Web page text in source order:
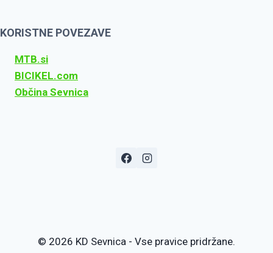
KORISTNE POVEZAVE
MTB.si
BICIKEL.com
Občina Sevnica
© 2026 KD Sevnica - Vse pravice pridržane.